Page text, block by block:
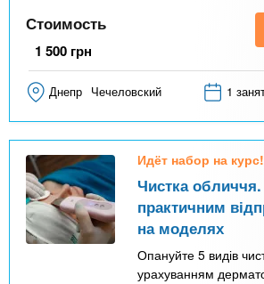
Стоимость
1 500 грн
Днепр Чечеловский 1
Идёт набор на курс!
Чистка обличчя.
практичним
на моделях
Опануйте 5 видів
урахуванням